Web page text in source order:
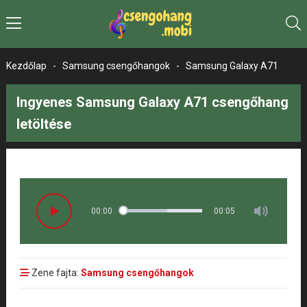
Kezdőlap - Samsung csengőhangok - Samsung Galaxy A71
Ingyenes Samsung Galaxy A71 csengőhang
letöltése
00:00 00:05
Zene fajta: Samsung csengőhangok